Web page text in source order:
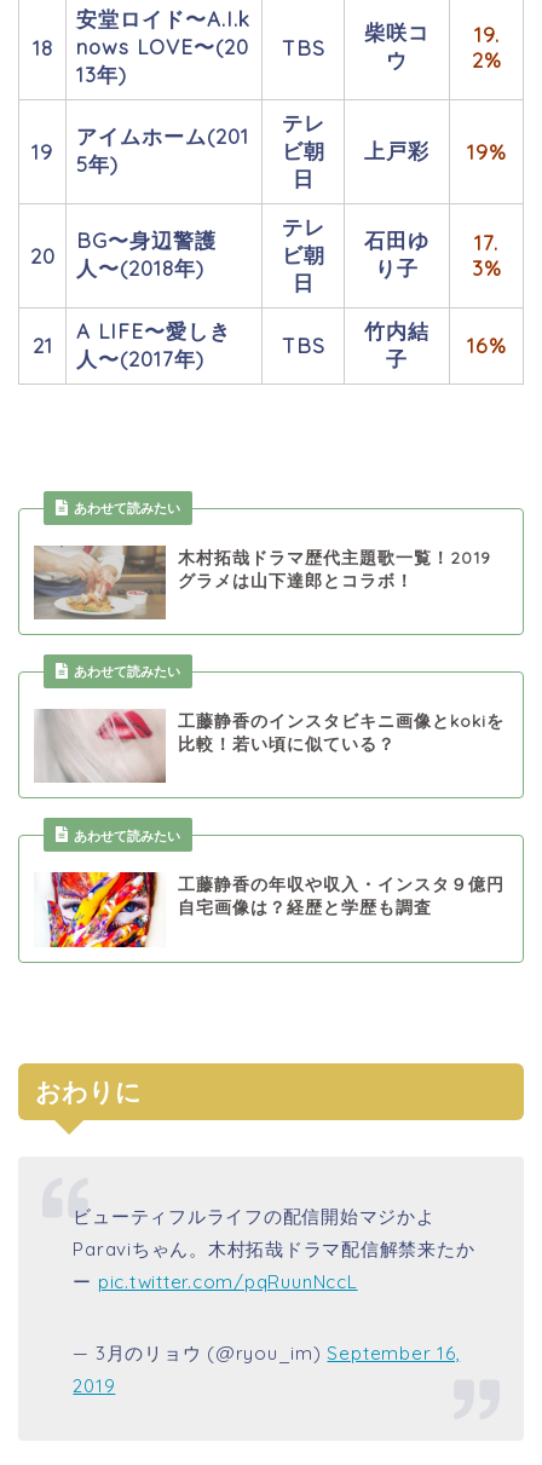
18
安堂ロイド〜A.I.k
nows LOVE〜(20
13年)
TBS
柴咲コ
ウ
19.
2%
19
アイムホーム(201
5年)
テレ
ビ朝
日
上戸彩 19%
20
BG〜身辺警護
人〜(2018年)
テレ
ビ朝
日
石田ゆ
り子
17.
3%
21
A LIFE〜愛しき
人〜(2017年)
TBS
竹内結
子
16%
あわせて読みたい
木村拓哉ドラマ歴代主題歌一覧！2019
グラメは山下達郎とコラボ！
あわせて読みたい
工藤静香のインスタビキニ画像とkokiを
比較！若い頃に似ている？
あわせて読みたい
工藤静香の年収や収入・インスタ９億円
自宅画像は？経歴と学歴も調査
おわりに
ビューティフルライフの配信開始マジかよ
Paraviちゃん。木村拓哉ドラマ配信解禁来たか
ー pic.twitter.com/pqRuunNccL
— 3月のリョウ (@ryou_im) September 16,
2019